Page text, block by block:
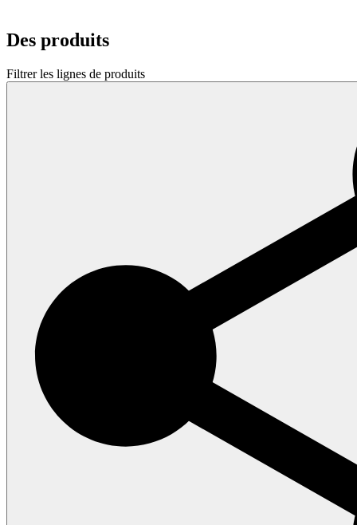
Des produits
Filtrer les lignes de produits